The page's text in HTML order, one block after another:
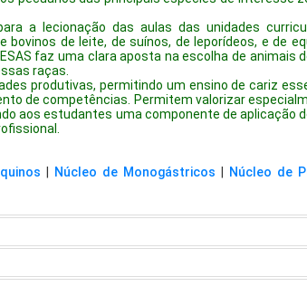
a lecionação das aulas das unidades
bovinos de leite, de suínos, de leporídeos, e de
faz uma clara aposta na escolha de animais
raças.
produtivas, permitindo um ensino de cariz
de competências. Permitem valorizar
aos estudantes uma componente de aplicação
Núcleo de Monogástricos Núcleo de